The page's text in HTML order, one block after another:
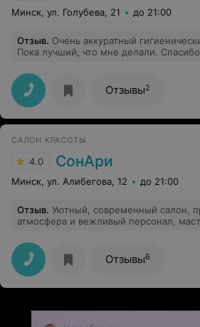
Минск, ул. Голубева, 21 до 21:00
Отзыв. Очень аккуратный
Пока лучший, что мне делали.
Отзывы2
САЛОН КРАСОТЫ
4.0 СонАри
Минск, ул. Алибегова, 12 до 21:00
Отзыв. Уютный, современный салон,
атмосфера и вежливый персонал,
уровне! Спасибо!
Отзывы6